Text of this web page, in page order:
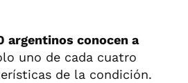
argentinos conocen a
uno de cada cuatro
de la condición.